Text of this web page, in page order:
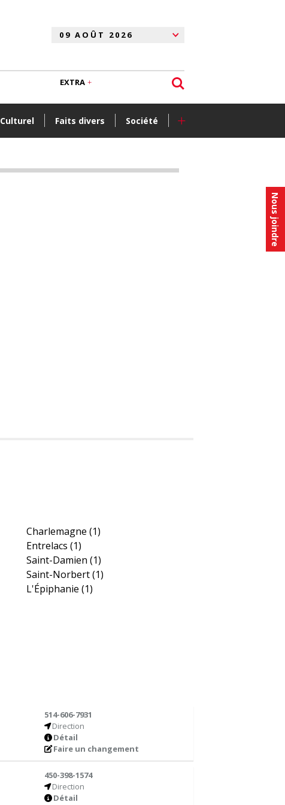
Nous joindre
Culturel Faits divers Société +
EXTRA
Charlemagne (1)
Entrelacs (1)
Saint-Damien (1)
Saint-Norbert(1)
L'Épiphanie (1)
514-606-7931
Direction
Détail
Faire un changement
450-398-1574
Direction
Détail